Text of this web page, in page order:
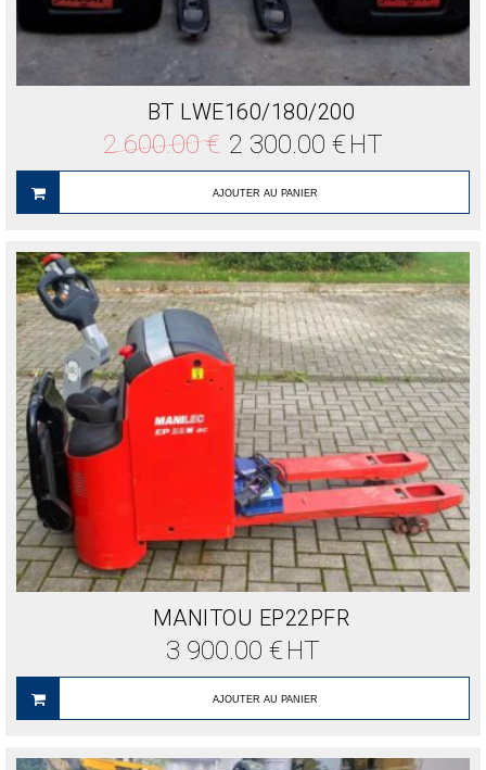
BT LWE160/180/200
2 600.00€ Le
prix
initial
était :
2
2 300.00 € Le
prix
actuel
2
HT
AJOUTER AU PANIER
MANITOU EP22PFR
3 900.00 € HT
AJOUTER AU PANIER